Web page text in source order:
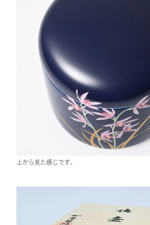
上から見た感じです。